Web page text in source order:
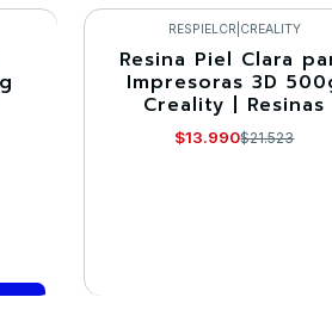
Comprar ahora
-35%
Agotado
RESPIELCR CREALITY
Resina Piel Clara
Impresoras 3D
Creality | Resinas
$13.990$21.523